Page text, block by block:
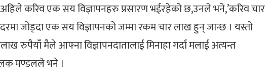
करिव एक सय विज्ञापनहरु प्रसारण भईरहेको छ,उनले भने,’करिव चार
जोड्दा एक सय विज्ञापनको जम्मा रकम चार लाख हुन् जान्छ । यस्तो
रुपैयाँ मैले आफ्ना विज्ञापनदातालाई मिनाहा गर्दा मलाई अत्यन्त
मण्डलले भने ।